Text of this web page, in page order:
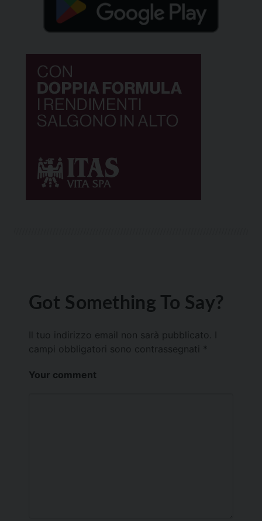
Got Something To Say?
Il tuo indirizzo email non sarà pubblicato.
campi obbligatori sono contrassegnati *
Your comment